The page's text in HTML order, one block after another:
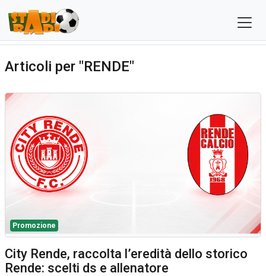
Articoli per "RENDE"
Promozione
City Rende, raccolta l’eredità dello storico
Rende: scelti ds e allenatore